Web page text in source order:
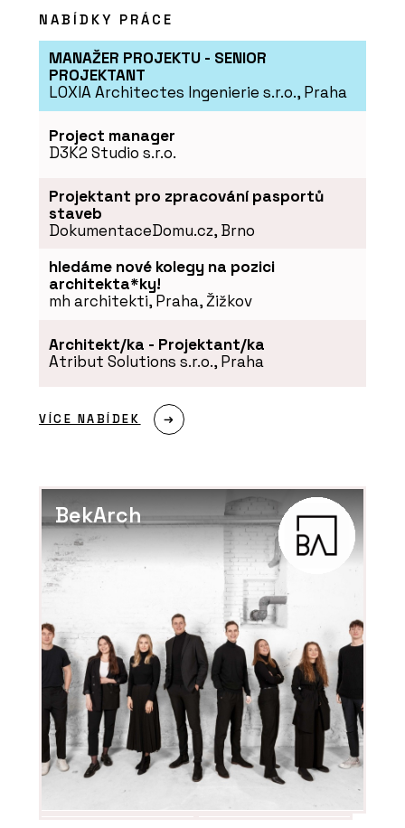
NABÍDKY PRÁCE
MANAŽER PROJEKTU - SENIOR
PROJEKTANT
LOXIA Architectes Ingenierie s.r.o., Praha
Project manager
D3K2 Studio s.r.o.
Projektant pro zpracování pasportů
staveb
DokumentaceDomu.cz, Brno
hledáme nové kolegy na pozici
architekta*ky!
mh architekti, Praha, Žižkov
Architekt/ka - Projektant/ka
Atribut Solutions s.r.o., Praha
VÍCE NABÍDEK
BekArch